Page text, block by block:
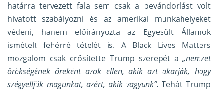
határra tervezett fala sem csak a bevándorlást volt
hivatott szabályozni és az amerikai munkahelyeket
védeni, hanem előirányozta az Egyesült Államok
ismételt fehérré tételét is. A Black Lives Matters
mozgalom csak erősítette Trump szerepét a „nemzet
örökségének őreként azok ellen, akik azt akarják, hogy
szégyelljük magunkat, azért, akik vagyunk”. Tehát Trump